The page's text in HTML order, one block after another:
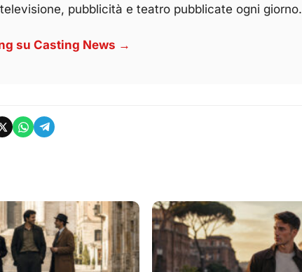
pubblicità e teatro pubblicate ogni giorno.
su Casting News →